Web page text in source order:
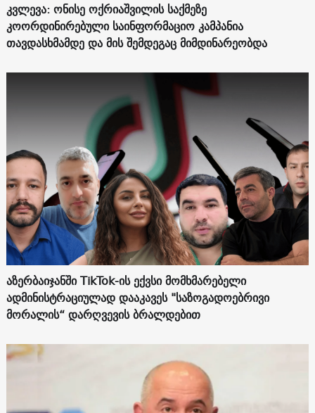
კვლევა: ონისე ოქრიაშვილის საქმეზე
კოორდინირებული საინფორმაციო კამპანია
თავდასხმამდე და მის შემდეგაც მიმდინარეობდა
აზერბაიჯანში TikTok-ის ექვსი მომხმარებელი
ადმინისტრაციულად დააკავეს "საზოგადოებრივი
მორალის“ დარღვევის ბრალდებით